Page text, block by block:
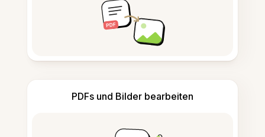
PDFs und Bilder bearbeiten